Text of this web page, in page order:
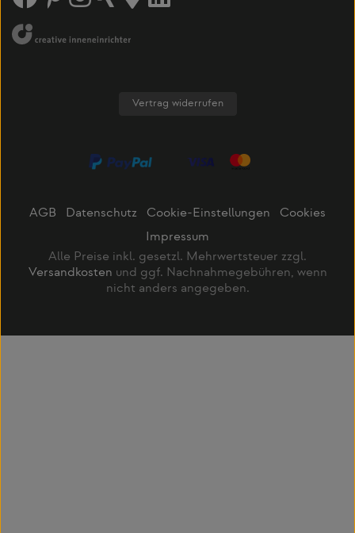
Vertrag widerrufen
AGB Datenschutz Cookie-Einstellungen
Cookies
Impressum
Alle Preise inkl. gesetzl. Mehrwertsteuer zzgl.
Versandkosten und ggf. Nachnahmegebühren, wenn
nicht anders angegeben.